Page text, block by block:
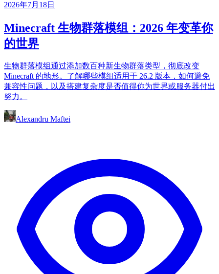
2026年7月18日
Minecraft 生物群落模组：2026 年变革你
的世界
生物群落模组通过添加数百种新生物群落类型，彻底改变
Minecraft 的地形。了解哪些模组适用于 26.2 版本，如何避免
兼容性问题，以及搭建复杂度是否值得你为世界或服务器付出
努力。
Alexandru Maftei